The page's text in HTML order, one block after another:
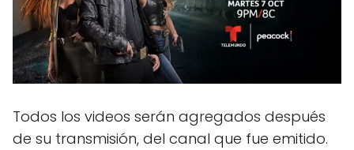
Todos los videos serán agregados después
de su transmisión, del canal que fue emitido.